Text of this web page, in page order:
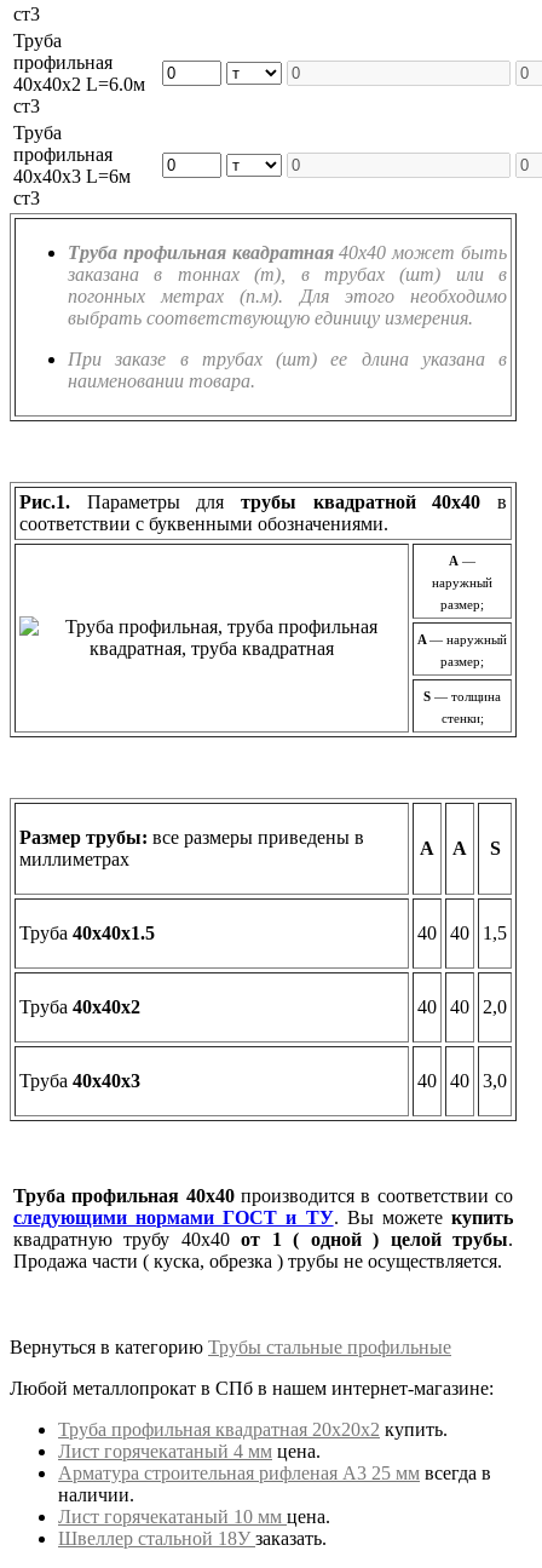
ст3
Труба
профильная
40х40х2 L=6.0м
ст3
Труба
профильная
40х40х3 L=6м
ст3
Труба профильная квадратная40х40 может быть
заказана в тоннах (т), в трубах (шт) или в
погонных метрах (п.м). Для этого необходимо
выбрать соответствующую единицу измерения.
При заказе в трубах (шт) ее длина указана в
наименовании товара.
Рис.1. Параметры для трубы квадратной 40х40 в
соответствии с буквенными обозначениями.
A —
наружный
размер;
A — наружный
размер;
S — толщина
стенки;
Размер трубы: все размеры приведены в
миллиметрах
А А S
Труба 40х40х1.5 40 40 1,5
Труба 40х40х2 40 40 2,0
Труба 40х40х3 40 40 3,0
Труба профильная 40х40 производится в соответствии со
следующими нормами ГОСТ и ТУ. Вы можетекупить
квадратную трубу 40х40от 1 ( одной ) целой трубы.
Продажа части ( куска, обрезка ) трубы не осуществляется.
Вернуться в категорию Трубы стальные профильные
Любой металлопрокат в СПб в нашем интернет-магазине:
Труба профильная квадратная 20х20х2 купить.
Лист горячекатаный 4 мм цена.
Арматура строительная рифленая А3 25 мм всегда в
наличии.
Лист горячекатаный 10 мм цена.
Швеллер стальной 18У заказать.